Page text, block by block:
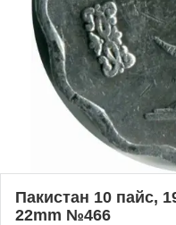
Пакистан 10 пайс,
22mm №466